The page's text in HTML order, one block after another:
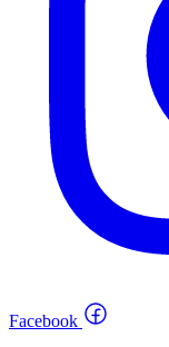
Facebook